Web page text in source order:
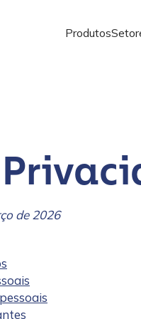
Produtos
de 2026